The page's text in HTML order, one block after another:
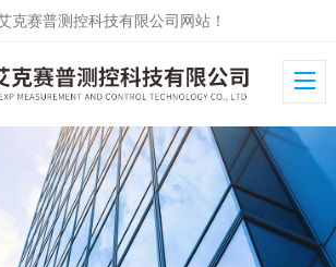
克赛普测控科技有限公司网站！